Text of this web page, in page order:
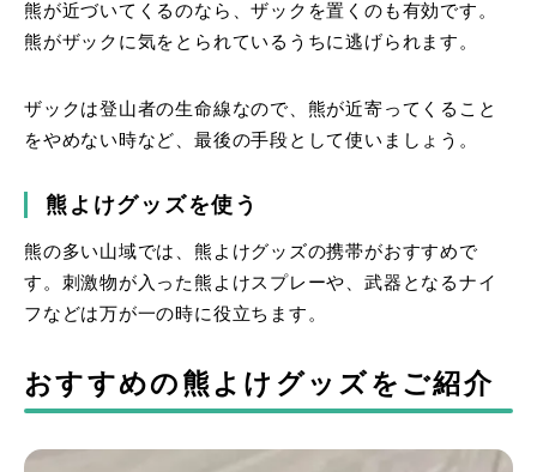
熊が近づいてくるのなら、ザックを置くのも有効です。
熊がザックに気をとられているうちに逃げられます。
ザックは登山者の生命線なので、熊が近寄ってくること
をやめない時など、最後の手段として使いましょう。
熊よけグッズを使う
熊の多い山域では、熊よけグッズの携帯がおすすめで
す。刺激物が入った熊よけスプレーや、武器となるナイ
フなどは万が一の時に役立ちます。
おすすめの熊よけグッズをご紹介